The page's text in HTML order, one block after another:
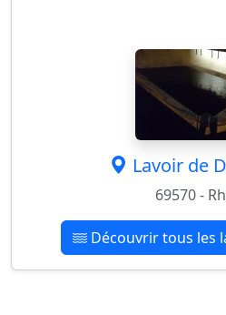
Lavoir de
69570 -
Découvrir tous les